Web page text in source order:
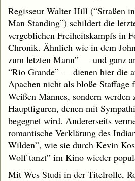
Regisseur Walter Hill (“Straßen
Man Standing”) schildert die
vergeblichen Freiheitskampfs in
Chronik. Ähnlich wie in dem
zum letzten Mann” — und ganz
“Rio Grande” — dienen hier die
Apachen nicht als bloße Staffage
Weißen Mannes, sondern
Hauptfiguren, denen mit
begegnet wird. Andererseits
romantische Verklärung des
Wilden”, wie sie durch Kevin
Wolf tanzt” im Kino wieder
Mit Wes Studi in der Titelrolle,